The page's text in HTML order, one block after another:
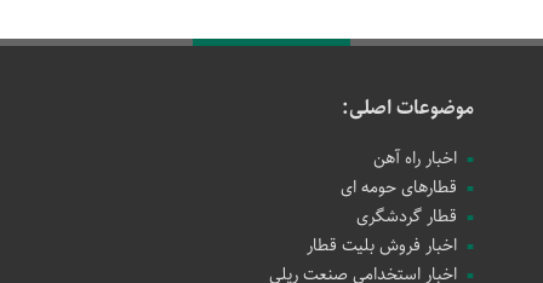
موضوعات اصلی:
اخبار راه آهن
قطارهای حومه ای
قطار گردشگری
اخبار فروش بلیت قطار
اخبار استخدامی صنعت ریلی